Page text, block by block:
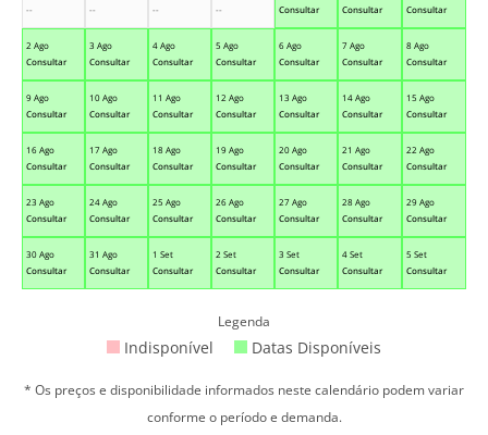
--
--
--
--
Consultar
Consultar
Consultar
2 Ago
Consultar
3 Ago
Consultar
4 Ago
Consultar
5 Ago
Consultar
6 Ago
Consultar
7 Ago
Consultar
8 Ago
Consultar
9 Ago
Consultar
10 Ago
Consultar
11 Ago
Consultar
12 Ago
Consultar
13 Ago
Consultar
14 Ago
Consultar
15 Ago
Consultar
16 Ago
Consultar
17 Ago
Consultar
18 Ago
Consultar
19 Ago
Consultar
20 Ago
Consultar
21 Ago
Consultar
22 Ago
Consultar
23 Ago
Consultar
24 Ago
Consultar
25 Ago
Consultar
26 Ago
Consultar
27 Ago
Consultar
28 Ago
Consultar
29 Ago
Consultar
30 Ago
Consultar
31 Ago
Consultar
1 Set
Consultar
2 Set
Consultar
3 Set
Consultar
4 Set
Consultar
5 Set
Consultar
Legenda
Indisponível Datas Disponíveis
* Os preços e disponibilidade informados neste calendário podem variar
conforme o período e demanda.